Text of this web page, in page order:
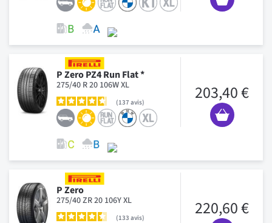
P Zero PZ4 Run Flat *
275/40 R 20 106W XL
137 avis 203,40 €
P Zero
275/40 ZR 20 106Y XL
133 avis 220,60 €